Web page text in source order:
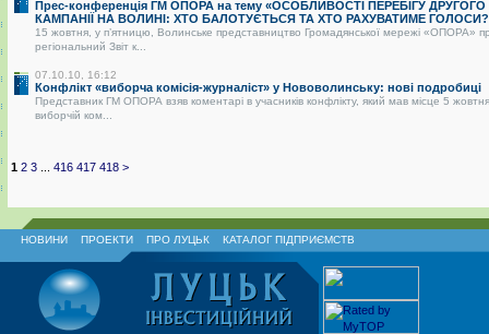
Прес-конференція ГМ ОПОРА на тему «ОСОБЛИВОСТІ ПЕРЕБІГУ
КАМПАНІЇ НА ВОЛИНІ: ХТО БАЛОТУЄТЬСЯ ТА ХТО РАХУВАТИМЕ
15 жовтня, у п’ятницю, Волинське представництво Громадянської мережі «ОПОРА»
регіональний Звіт к...
07.10.10, 16:12
Конфлікт «виборча комісія-журналіст» у Нововолинську: нові подробиці
Представник ГМ ОПОРА взяв коментарі в учасників конфлікту, який мав місце 5 жовтня
виборчій ком...
1 2 3 416 417 418 >
НОВИНИ ПРОЕКТИ ПРО ЛУЦЬК КАТАЛОГ ПІДПРИЄМСТВ